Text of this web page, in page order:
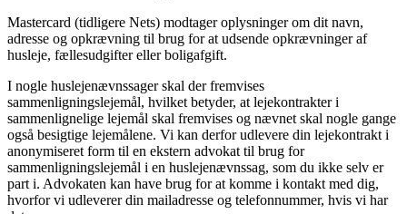
Mastercard (tidligere Nets) modtager oplysninger om dit navn,
adresse og opkrævning til brug for at udsende opkrævninger af
husleje, fællesudgifter eller boligafgift.
I nogle huslejenævnssager skal der fremvises
sammenligningslejemål, hvilket betyder, at lejekontrakter i
sammenlignelige lejemål skal fremvises og nævnet skal nogle gange
også besigtige lejemålene. Vi kan derfor udlevere din lejekontrakt i
anonymiseret form til en ekstern advokat til brug for
sammenligningslejemål i en huslejenævnssag, som du ikke selv er
part i. Advokaten kan have brug for at komme i kontakt med dig,
hvorfor vi udleverer din mailadresse og telefonnummer, hvis vi har